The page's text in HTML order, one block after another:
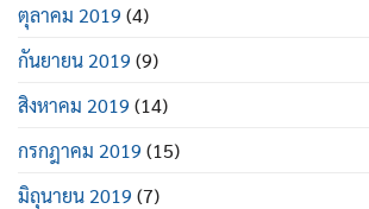
ตุลาคม 2019 (4)
กันยายน 2019 (9)
สิงหาคม 2019 (14)
กรกฎาคม 2019 (15)
มิถุนายน 2019 (7)